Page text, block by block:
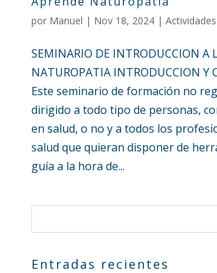
por Manuel | Nov 18, 2024| Actividades
SEMINARIO DE INTRODUCCION A
NATUROPATIA INTRODUCCION Y
Este seminario de formación no
dirigido a todo tipo de personas,
en salud, o no y a todos los
salud que quieran disponer de
guía a la hora de...
Entradas recientes